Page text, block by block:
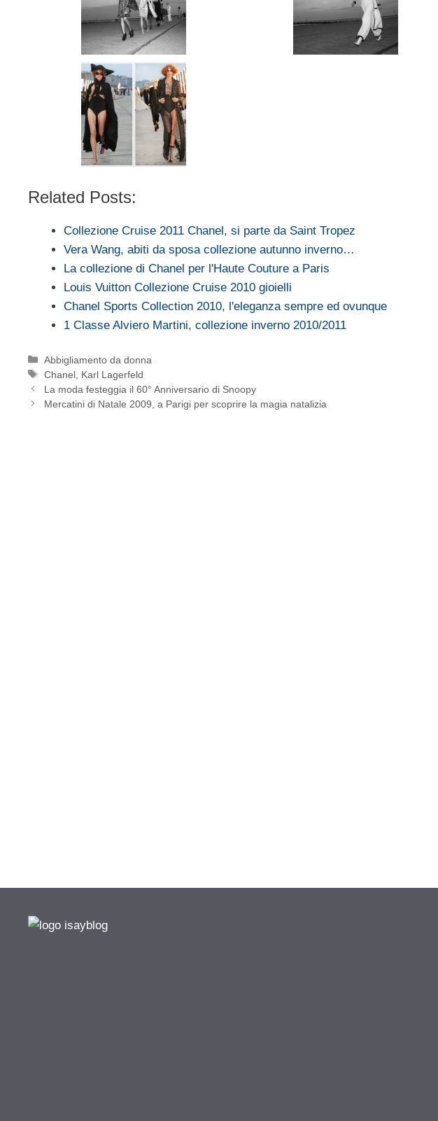
Related Posts:
Collezione Cruise 2011 Chanel, si parte da Saint Tropez
Vera Wang, abiti da sposa collezione autunno inverno…
La collezione di Chanel per l'Haute Couture a Paris
Louis Vuitton Collezione Cruise 2010 gioielli
Chanel Sports Collection 2010, l'eleganza sempre ed ovunque
1 Classe Alviero Martini, collezione inverno 2010/2011
Categorie
Abbigliamento da donna
Tag
Chanel Karl Lagerfeld
La moda festeggia il 60° Anniversario di Snoopy
Mercatini di Natale 2009, a Parigi per scoprire la magia natalizia